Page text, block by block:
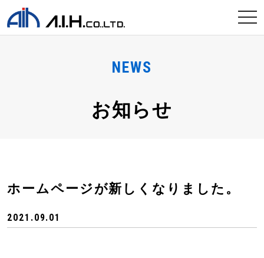
NEWS
お知らせ
ホームページが新しくなりました。
2021.09.01